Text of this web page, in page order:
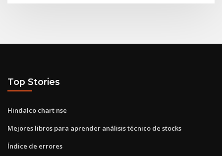
Top Stories
Hindalco chart nse
Mejores libros para aprender análisis técnico de stocks
Índice de errores